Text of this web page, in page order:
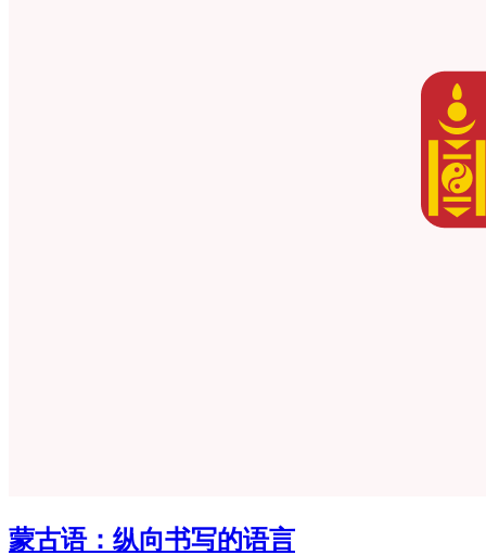
蒙古语：纵向书写的语言